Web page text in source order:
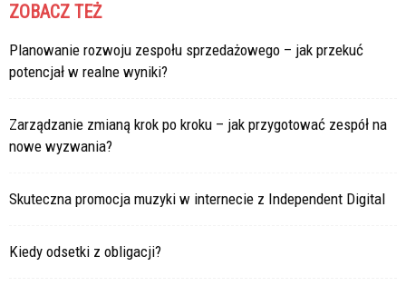
ZOBACZ TEŻ
Planowanie rozwoju zespołu sprzedażowego – jak przekuć
potencjał w realne wyniki?
Zarządzanie zmianą krok po kroku – jak przygotować zespół na
nowe wyzwania?
Skuteczna promocja muzyki w internecie z Independent Digital
Kiedy odsetki z obligacji?